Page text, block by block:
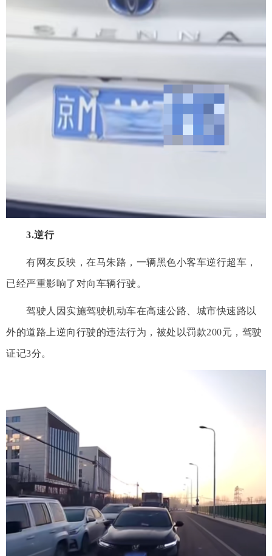
3.逆行
有网友反映，在马朱路，一辆黑色小客车逆行超车，
已经严重影响了对向车辆行驶。
驾驶人因实施驾驶机动车在高速公路、城市快速路以
外的道路上逆向行驶的违法行为，被处以罚款200元，驾驶
证记3分。